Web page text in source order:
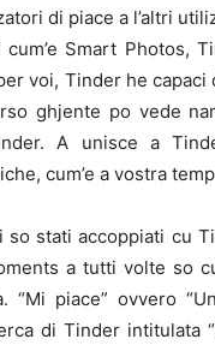
di piace a l’altri
Smart Photos,
voi, Tinder he
ghjente po vede
A unisce a
cum’e a vostra
so stati accoppiati cu
a tutti volte so
“Mi piace” ovvero
di Tinder intitulata